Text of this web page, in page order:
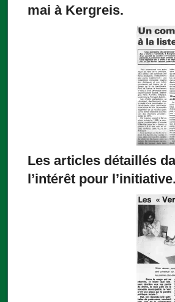
mai à Kergreis.
Les articles détaillés
l’intérêt pour l’initiative.